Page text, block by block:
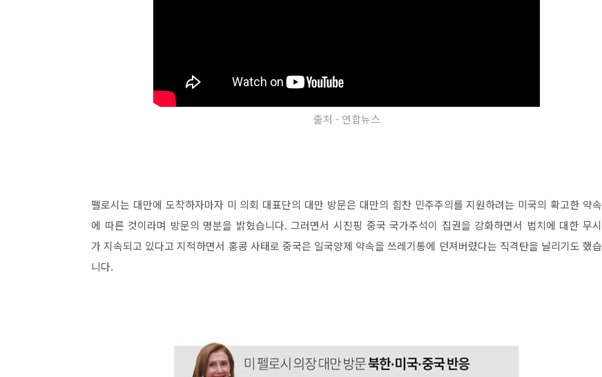
출처 - 연합뉴스
펠로시는 대만에 도착하자마자 미 의회 대표단의 대만 방문은 대만의 힘찬 민주주의를 지원하려는 미국의 확고한 약속
에 따른 것이라며 방문의 명분을 밝혔습니다. 그러면서 시진핑 중국 국가주석이 집권을 강화하면서 법치에 대한 무시
가 지속되고 있다고 지적하면서 홍콩 사태로 중국은 일국양제 약속을 쓰레기통에 던져버렸다는 직격탄을 날리기도 했습
니다.